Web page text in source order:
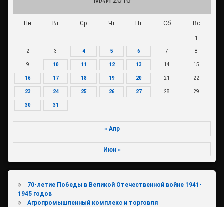
Пн Вт Ср Чт Пт Сб Вс
1
2 3 4 5 6 7 8
9 10 11 12 13 14 15
16 17 18 19 20 21 22
23 24 25 26 27 28 29
30 31
« Апр
Июн »
70-летие Победы в Великой Отечественной войне 1941-
1945 годов
Агропромышленный комплекс и торговля